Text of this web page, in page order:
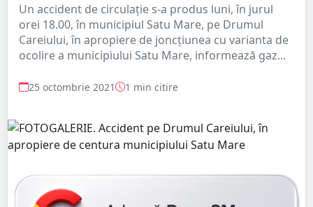
Un accident de circulație s-a produs luni, în jurul
orei 18.00, în municipiul Satu Mare, pe Drumul
Careiului, în apropiere de joncțiunea cu varianta de
ocolire a municipiului Satu Mare, informează gaz...
25 octombrie 2021 1 min citire